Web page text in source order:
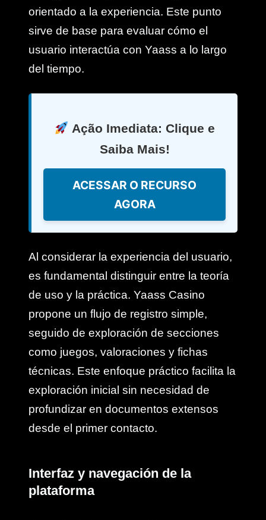
orientado a la experiencia. Este punto
sirve de base para evaluar cómo el
usuario interactúa con Yaass a lo largo
del tiempo.
Ação Imediata: Clique e
Saiba Mais!
ACESSAR O RECURSO
AGORA
Al considerar la experiencia del usuario,
es fundamental distinguir entre la teoría
de uso y la práctica. Yaass Casino
propone un flujo de registro simple,
seguido de exploración de secciones
como juegos, valoraciones y fichas
técnicas. Este enfoque práctico facilita la
exploración inicial sin necesidad de
profundizar en documentos extensos
desde el primer contacto.
Interfaz y navegación de la
plataforma